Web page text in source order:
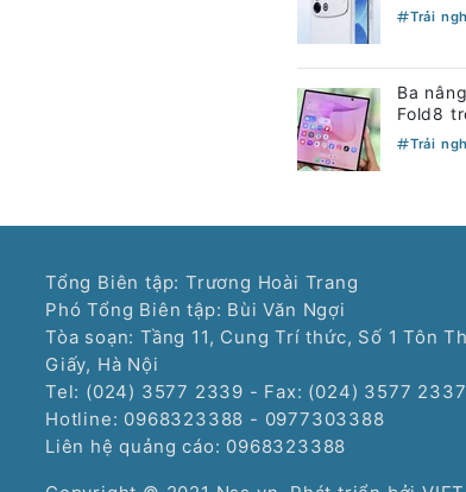
Trải
Ba
Fold8
Trải
Tổng Biên tập: Trương Hoài Trang
Phó Tổng Biên tập: Bùi Văn Ngợi
Tòa soạn: Tầng 11, Cung Trí thức, Số 1 Tôn
Giấy, Hà Nội
Tel: (024) 3577 2339 - Fax: (024) 3577 2337
Hotline: 0968323388 - 0977303388
Liên hệ quảng cáo: 0968323388